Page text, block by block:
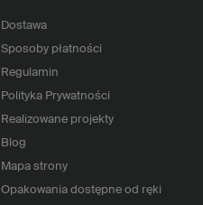
Dostawa
Sposoby płatności
Regulamin
Polityka Prywatności
Realizowane projekty
Blog
Mapa strony
Opakowania dostępne od ręki